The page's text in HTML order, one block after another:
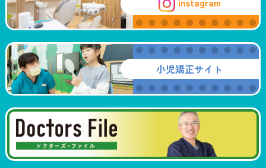
小児矯正サイト